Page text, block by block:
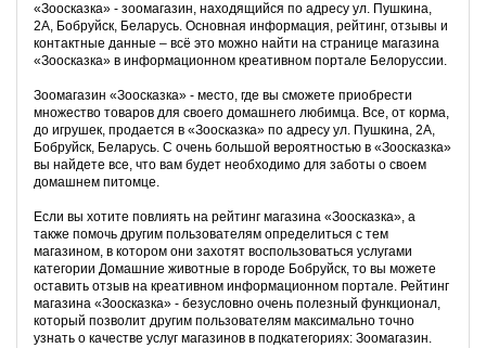
«Зоосказка» - зоомагазин, находящийся по адресу ул. Пушкина,
2А, Бобруйск, Беларусь. Основная информация, рейтинг, отзывы и
контактные данные – всё это можно найти на странице магазина
«Зоосказка» в информационном креативном портале Белоруссии.
Зоомагазин «Зоосказка» - место, где вы сможете приобрести
множество товаров для своего домашнего любимца. Все, от корма,
до игрушек, продается в «Зоосказка» по адресу ул. Пушкина, 2А,
Бобруйск, Беларусь. С очень большой вероятностью в «Зоосказка»
вы найдете все, что вам будет необходимо для заботы о своем
домашнем питомце.
Если вы хотите повлиять на рейтинг магазина «Зоосказка», а
также помочь другим пользователям определиться с тем
магазином, в котором они захотят воспользоваться услугами
категории Домашние животные в городе Бобруйск, то вы можете
оставить отзыв на креативном информационном портале. Рейтинг
магазина «Зоосказка» - безусловно очень полезный функционал,
который позволит другим пользователям максимально точно
узнать о качестве услуг магазинов в подкатегориях: Зоомагазин.